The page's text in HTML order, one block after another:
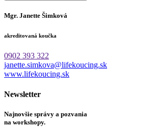
Mgr. Janette Šimková
akreditovaná koučka
0902 393 322
janette.simkova@lifekoucing.sk
www.lifekoucing.sk
Newsletter
Najnovšie správy a pozvania
na workshopy.